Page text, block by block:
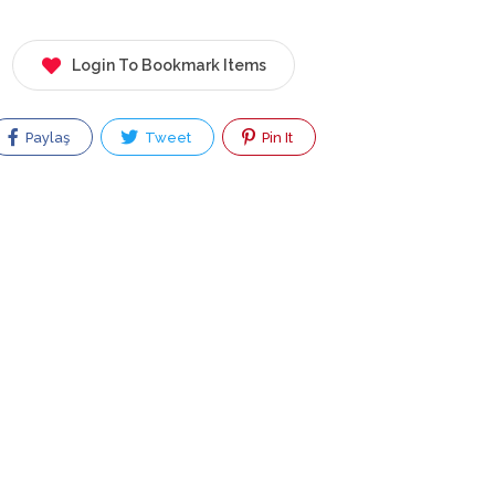
Login To Bookmark Items
Paylaş Tweet Pin It